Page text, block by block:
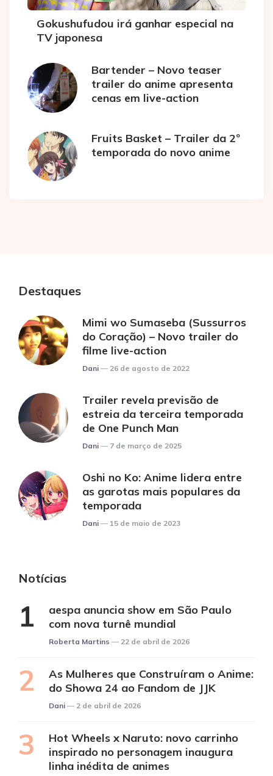
Gokushufudou irá ganhar especial na
TV japonesa
Bartender – Novo teaser
trailer do anime apresenta
cenas em live-action
Fruits Basket – Trailer da 2º
temporada do novo anime
Destaques
Mimi wo Sumaseba (Sussurros
do Coração) – Novo trailer do
filme live-action
Posted
Dani 26 de agosto de 2022
Trailer revela previsão de
estreia da terceira temporada
de One Punch Man
Posted
Dani 7 de março de 2025
Oshi no Ko: Anime lidera entre
as garotas mais populares da
temporada
Posted
Dani 15 de maio de 2023
Notícias
aespa anuncia show em São Paulo
com nova turnê mundial
Posted
Roberta Martins 22 de abril de 2026
As Mulheres que Construíram o Anime:
do Showa 24 ao Fandom de JJK
Posted
Dani 2 de abril de 2026
Hot Wheels x Naruto: novo carrinho
inspirado no personagem inaugura
linha inédita de animes